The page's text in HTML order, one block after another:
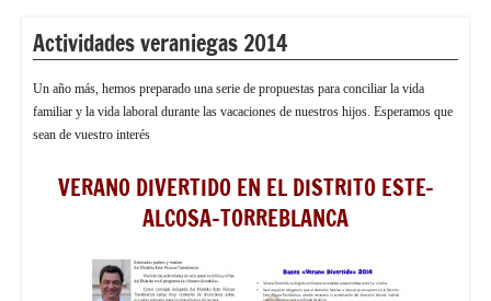
Actividades veraniegas 2014
Un año más, hemos preparado una serie de propuestas para conciliar la vida
familiar y la vida laboral durante las vacaciones de nuestros hijos. Esperamos que
sean de vuestro interés
VERANO DIVERTIDO EN EL DISTRITO ESTE-
ALCOSA-TORREBLANCA